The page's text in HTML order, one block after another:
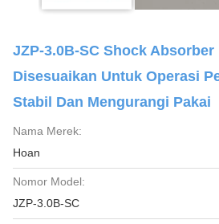
JZP-3.0B-SC Shock Absorber
Disesuaikan Untuk Operasi
Stabil Dan Mengurangi Pakai
Nama Merek:
Hoan
Nomor Model:
JZP-3.0B-SC